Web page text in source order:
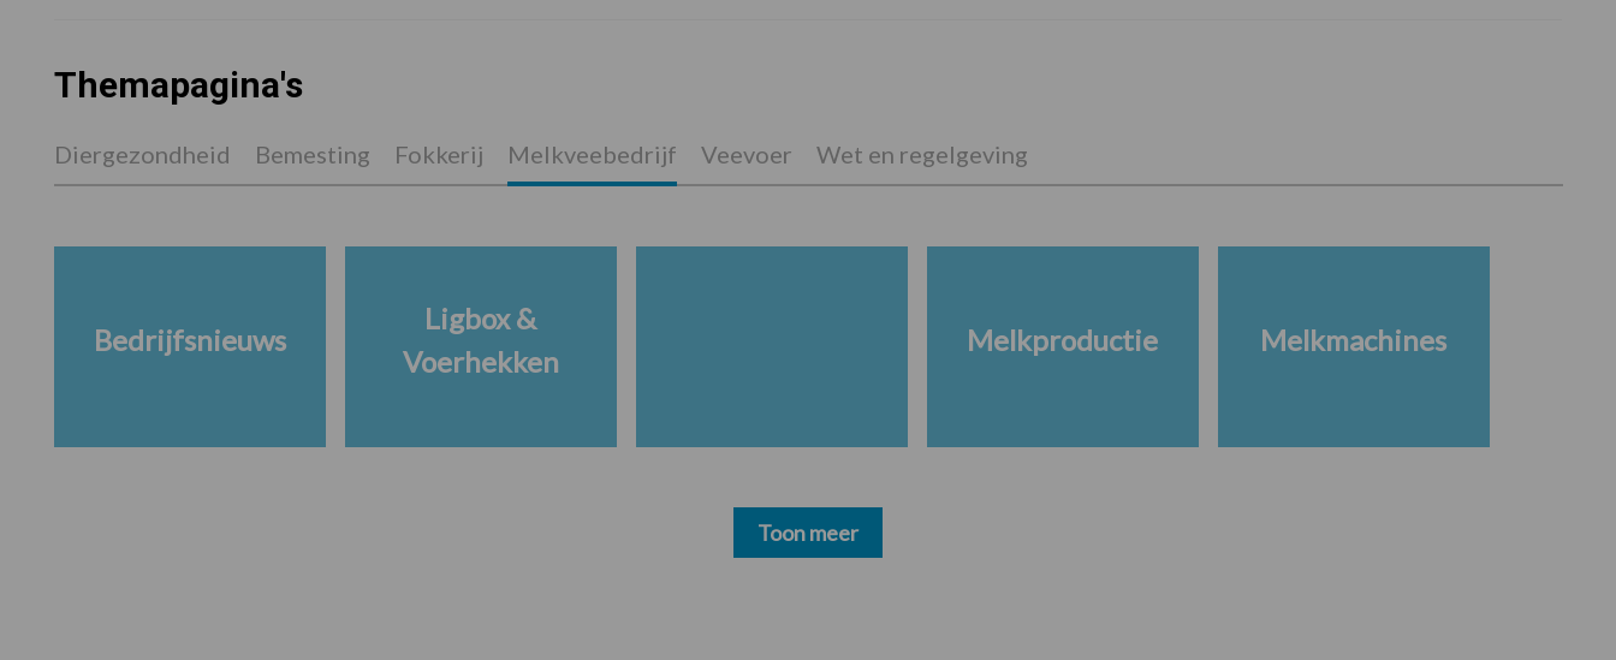
Themapagina's
Diergezondheid Bemesting Fokkerij Melkveebedrijf Veevoer Wet en regelgeving
Bedrijfsnieuws
Ligbox &
Voerhekken
Melkproductie Melkmachines
Toon meer